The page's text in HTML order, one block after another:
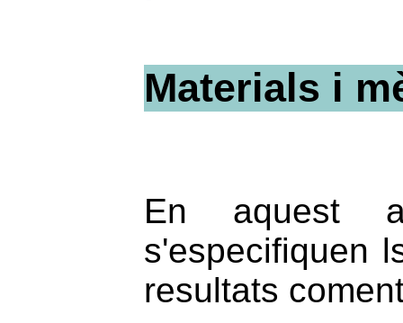
Materials i
En aquest
s'especifiquen
resultats